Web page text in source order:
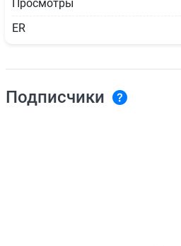
Просмотры
ER
Подписчики